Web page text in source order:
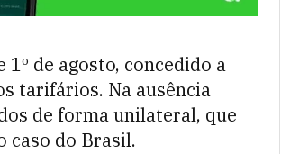
de agosto, concedido a
tarifários. Na ausência
de forma unilateral, que
caso do Brasil.